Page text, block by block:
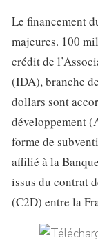
Le financement
majeures. 100
crédit de
(IDA), branche
dollars sont
développement
forme de
affilié à la
issus du contrat
(C2D) entre la